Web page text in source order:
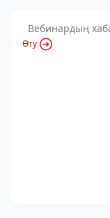
Вебинардың
Өту